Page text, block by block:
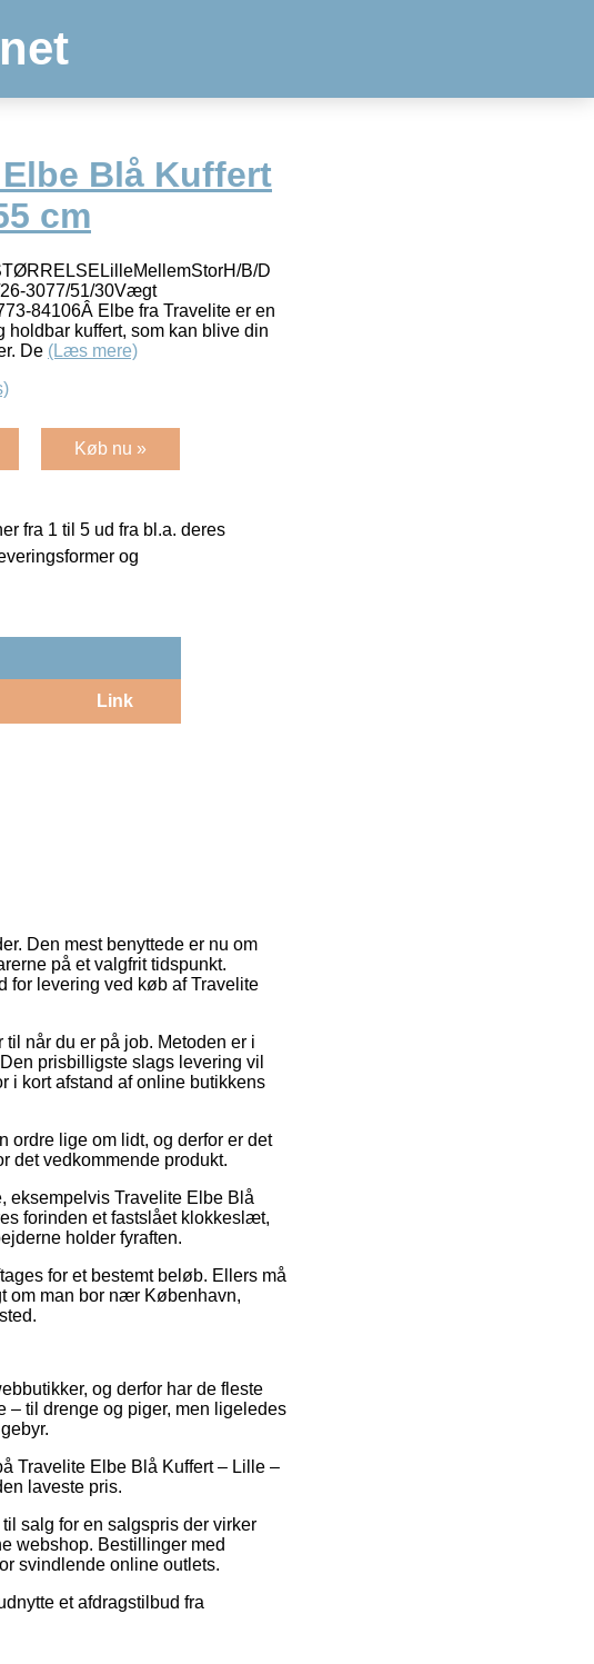
Blå Kuffert
cm
B/D
3077/51/30Vægt
84106Â Elbe fra Travelite er en
holdbar kuffert, som kan blive din
De (Læs mere)
Køb nu »
fra 1 til 5 ud fra bl.a. deres
og
Link
Den mest benyttede er nu om
på et valgfrit tidspunkt.
for levering ved køb af Travelite
når du er på job. Metoden er i
prisbilligste slags levering vil
i kort afstand af online butikkens
ordre lige om lidt, og derfor er det
det vedkommende produkt.
eksempelvis Travelite Elbe Blå
forinden et fastslået klokkeslæt,
holder fyraften.
for et bestemt beløb. Ellers må
om man bor nær København,
og derfor har de fleste
– til drenge og piger, men ligeledes
Travelite Elbe Blå Kuffert – Lille –
laveste pris.
salg for en salgspris der virker
webshop. Bestillinger med
svindlende online outlets.
et afdragstilbud fra